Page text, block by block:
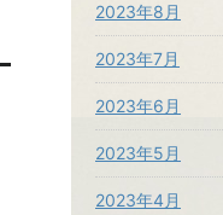
2023年8月
2023年7月
2023年6月
2023年5月
2023年4月